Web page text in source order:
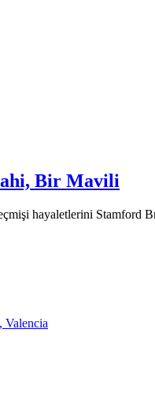
Bir Mavili
hayaletlerini Stamford
Valencia